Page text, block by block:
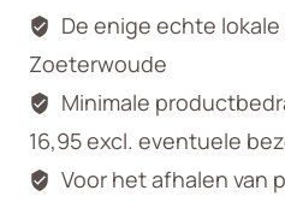
De enige echte
Zoeterwoude
Minimale
16,95 excl. eventuele
Voor het afhalen van